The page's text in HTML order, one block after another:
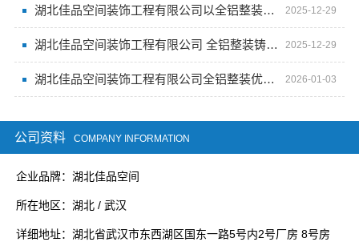
公司资料 COMPANY INFORMATION
企业品牌：湖北佳品空间
所在地区：湖北 / 武汉
详细地址：湖北省武汉市东西湖区国东一路5号内2号厂房 8号房
湖北佳品空间装饰工程有限公司以全铝整装提升居住品质 2025-12-29
湖北佳品空间装饰工程有限公司 全铝整装铸就舒适居住环境 2025-12-29
湖北佳品空间装饰工程有限公司全铝整装优势尽显 2026-01-03